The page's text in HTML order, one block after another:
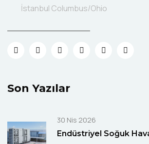
İstanbul Columbus/Ohio
Son Yazılar
30 Nis 2026
Endüstriyel Soğuk